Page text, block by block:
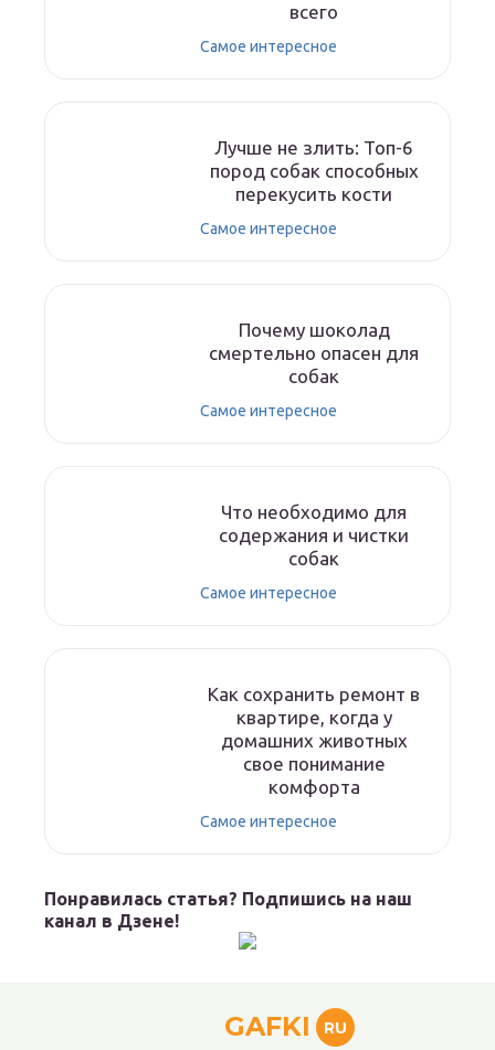
всего
Самое интересное
Лучше не злить: Топ-6
пород собак способных
перекусить кости
Самое интересное
Почему шоколад
смертельно опасен для
собак
Самое интересное
Что необходимо для
содержания и чистки
собак
Самое интересное
Как сохранить ремонт в
квартире, когда у
домашних животных
свое понимание
комфорта
Самое интересное
Понравилась статья? Подпишись на наш
канал в Дзене!
GAFKI RU